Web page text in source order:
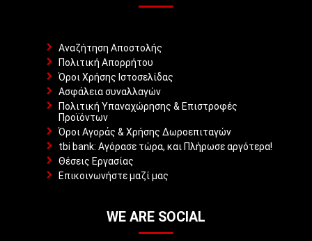
Αναζήτηση Αποστολής
Πολιτική Απορρήτου
Όροι Χρήσης Ιστοσελίδας
Ασφάλεια συναλλαγών
Πολιτική Υπαναχώρησης & Επιστροφές
Προϊόντων
Όροι Αγοράς & Χρήσης Δωροεπιταγών
tbi bank: Αγόρασε τώρα, και Πλήρωσε αργότερα!
Θέσεις Εργασίας
Επικοινωνήστε μαζί μας
WE ARE SOCIAL